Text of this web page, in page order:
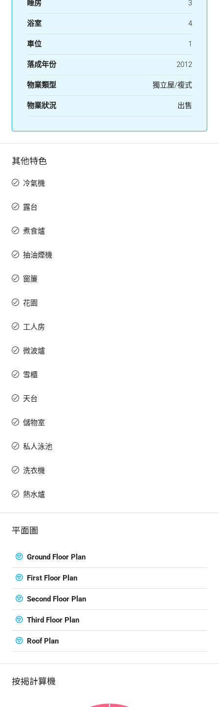
睡房 3
浴室 4
車位 1
落成年份 2012
物業類型 獨立屋/複式
物業狀況 出售
其他特色
冷氣機
露台
煮食爐
抽油煙機
窗簾
花園
工人房
微波爐
雪櫃
天台
儲物室
私人泳池
洗衣機
熱水爐
平面圖
Ground Floor Plan
First Floor Plan
Second Floor Plan
Third Floor Plan
Roof Plan
按揭計算機